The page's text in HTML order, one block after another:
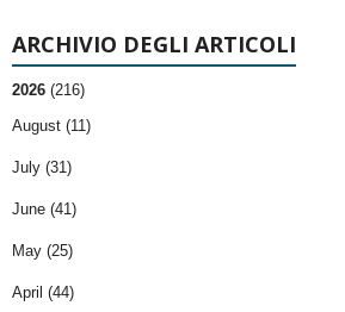
ARCHIVIO DEGLI ARTICOLI
2026 (216)
August (11)
July (31)
June (41)
May (25)
April (44)